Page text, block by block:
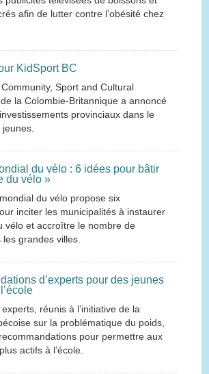
afin de lutter contre l’obésité chez
KidSport BC
Sport and Cultural
la Colombie-Britannique a annoncé
provinciaux dans le
du vélo : 6 idées pour bâtir
du vélo »
du vélo propose six
inciter les municipalités à instaurer
vélo et accroître le nombre de
grandes villes.
d’experts pour des jeunes
réunis à l’initiative de la
sur la problématique du poids,
pour permettre aux
actifs à l’école.